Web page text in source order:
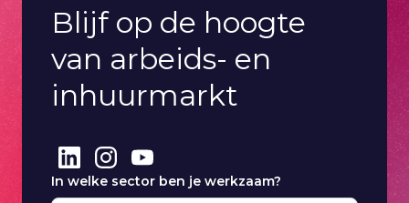
Blijf op de hoogte
van arbeids- en
inhuurmarkt
In welke sector ben je werkzaam?